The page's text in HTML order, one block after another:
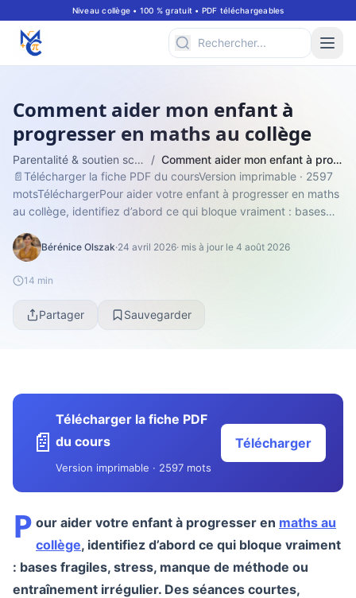
Niveau collège • 100 % gratuit • PDF téléchargeables
Comment aider mon enfant à
progresser en maths au collège
Parentalité & soutien scolaire /
Comment aider mon enfant à progresser en maths au collège
📄Télécharger la fiche PDF du coursVersion imprimable · 2597
motsTéléchargerPour aider votre enfant à progresser en maths
au collège, identifiez d’abord ce qui bloque vraiment : bases
Bérénice Olszak·24 avril 2026· mis à jour le 4 août 2026
14 min
Partager Sauvegarder
📄
Télécharger la fiche PDF
du cours
Version imprimable · 2597 mots
Télécharger
P our aider votre enfant à progresser en maths au
collège, identifiez d’abord ce qui bloque vraiment
: bases fragiles, stress, manque de méthode ou
entraînement irrégulier. Des séances courtes,